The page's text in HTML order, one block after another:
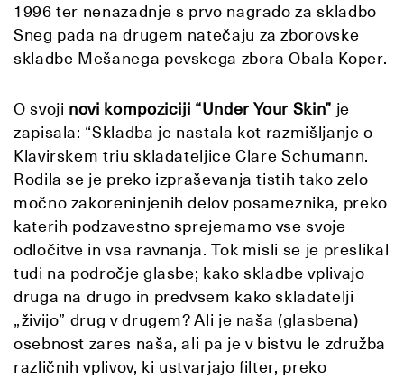
1996 ter nenazadnje s prvo nagrado za skladbo
Sneg pada na drugem natečaju za zborovske
skladbe Mešanega pevskega zbora Obala Koper.
O svoji novi kompoziciji “Under Your Skin” je
zapisala: “Skladba je nastala kot razmišljanje o
Klavirskem triu skladateljice Clare Schumann.
Rodila se je preko izpraševanja tistih tako zelo
močno zakoreninjenih delov posameznika, preko
katerih podzavestno sprejemamo vse svoje
odločitve in vsa ravnanja. Tok misli se je preslikal
tudi na področje glasbe; kako skladbe vplivajo
druga na drugo in predvsem kako skladatelji
„živijo” drug v drugem? Ali je naša (glasbena)
osebnost zares naša, ali pa je v bistvu le združba
različnih vplivov, ki ustvarjajo filter, preko